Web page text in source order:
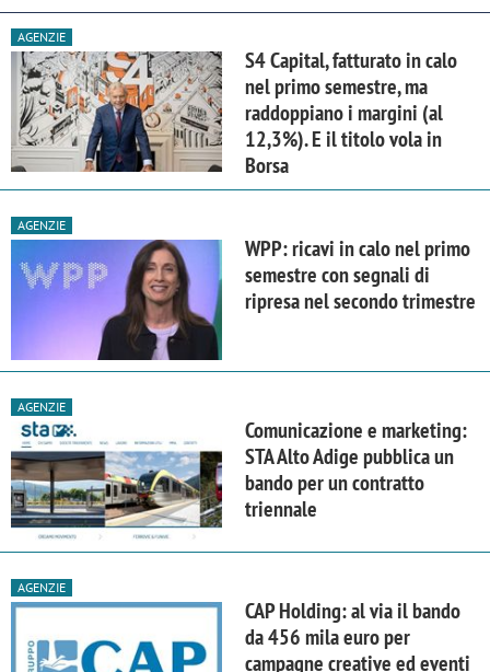
AGENZIE
S4 Capital, fatturato in calo
nel primo semestre, ma
raddoppiano i margini (al
12,3%). E il titolo vola in
Borsa
AGENZIE
WPP: ricavi in calo nel primo
semestre con segnali di
ripresa nel secondo trimestre
AGENZIE
Comunicazione e marketing:
STA Alto Adige pubblica un
bando per un contratto
triennale
AGENZIE
CAP Holding: al via il bando
da 456 mila euro per
campagne creative ed eventi